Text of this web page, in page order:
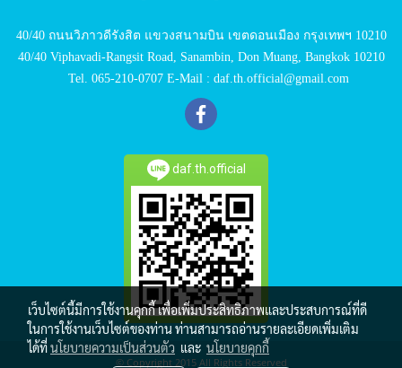
40/40 ถนนวิภาวดีรังสิต แขวงสนามบิน เขตดอนเมือง กรุงเทพฯ 10210
40/40 Viphavadi-Rangsit Road, Sanambin, Don Muang, Bangkok 10210
Tel. 065-210-0707 E-Mail : daf.th.official@gmail.com
daf.th.official
© Copyright 2015 All Rights Reserved
เว็บไซต์นี้มีการใช้งานคุกกี้ เพื่อเพิ่มประสิทธิภาพและประสบการณ์ที่ดี
ในการใช้งานเว็บไซต์ของท่าน ท่านสามารถอ่านรายละเอียดเพิ่มเติม
ได้ที่นโยบายความเป็นส่วนตัว และ นโยบายคุกกี้